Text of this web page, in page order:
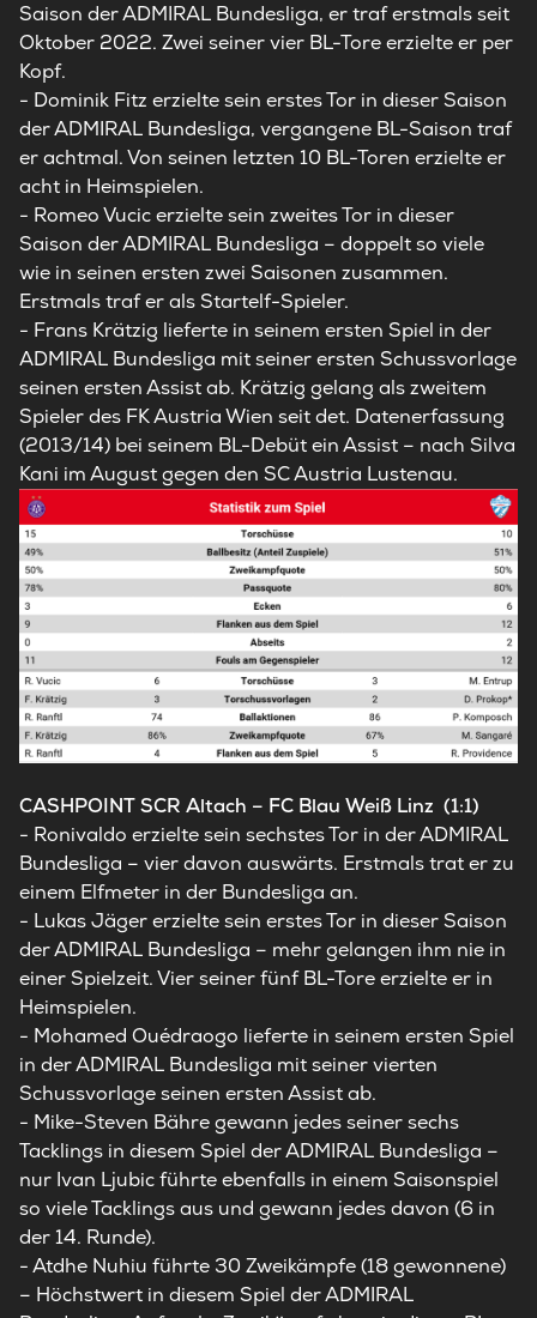
Saison der ADMIRAL Bundesliga, er traf erstmals seit
Oktober 2022. Zwei seiner vier BL-Tore erzielte er per
Kopf.
- Dominik Fitz erzielte sein erstes Tor in dieser Saison
der ADMIRAL Bundesliga, vergangene BL-Saison traf
er achtmal. Von seinen letzten 10 BL-Toren erzielte er
acht in Heimspielen.
- Romeo Vucic erzielte sein zweites Tor in dieser
Saison der ADMIRAL Bundesliga – doppelt so viele
wie in seinen ersten zwei Saisonen zusammen.
Erstmals traf er als Startelf-Spieler.
- Frans Krätzig lieferte in seinem ersten Spiel in der
ADMIRAL Bundesliga mit seiner ersten Schussvorlage
seinen ersten Assist ab. Krätzig gelang als zweitem
Spieler des FK Austria Wien seit det. Datenerfassung
(2013/14) bei seinem BL-Debüt ein Assist – nach Silva
Kani im August gegen den SC Austria Lustenau.
CASHPOINT SCR Altach – FC Blau Weiß Linz (1:1)
- Ronivaldo erzielte sein sechstes Tor in der ADMIRAL
Bundesliga – vier davon auswärts. Erstmals trat er zu
einem Elfmeter in der Bundesliga an.
- Lukas Jäger erzielte sein erstes Tor in dieser Saison
der ADMIRAL Bundesliga – mehr gelangen ihm nie in
einer Spielzeit. Vier seiner fünf BL-Tore erzielte er in
Heimspielen.
- Mohamed Ouédraogo lieferte in seinem ersten Spiel
in der ADMIRAL Bundesliga mit seiner vierten
Schussvorlage seinen ersten Assist ab.
- Mike-Steven Bähre gewann jedes seiner sechs
Tacklings in diesem Spiel der ADMIRAL Bundesliga –
nur Ivan Ljubic führte ebenfalls in einem Saisonspiel
so viele Tacklings aus und gewann jedes davon (6 in
der 14. Runde).
- Atdhe Nuhiu führte 30 Zweikämpfe (18 gewonnene)
– Höchstwert in diesem Spiel der ADMIRAL